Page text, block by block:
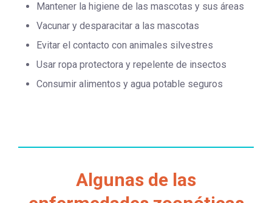
Mantener la higiene de las mascotas y sus áreas
Vacunar y desparacitar a las mascotas
Evitar el contacto con animales silvestres
Usar ropa protectora y repelente de insectos
Consumir alimentos y agua potable seguros
Algunas de las